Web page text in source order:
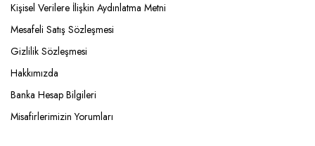
Kişisel Verilere İlişkin Aydınlatma Metni
Mesafeli Satış Sözleşmesi
Gizlilik Sözleşmesi
Hakkımızda
Banka Hesap Bilgileri
Misafirlerimizin Yorumları